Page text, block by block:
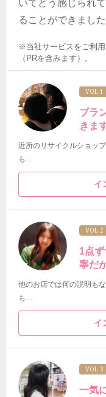
いてどう感じられ
ることができました
※当社サービスをご利
（PRを含みます）。
VOL 1
ブラ
きま
近所のリサイクルショッ
も…
イ
VOL 2
1点
寧だ
他のお店では何の説明も
も…
イ
VOL 3
一気